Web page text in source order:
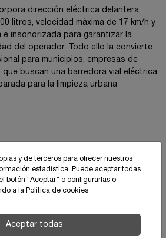
dirección eléctrica delantera,
litros, velocidad máxima de 17 km/h y
e insonorizada para garantizar la
del operador. Todo ello la convierte
para municipios, empresas de
buscan una barredora vial eléctrica
para la limpieza urbana
más noticias
y de terceros para ofrecer nuestros
estadística. Puede aceptar todas
botón “Aceptar” o configurarlas o
a la Política de cookies
Aceptar todas